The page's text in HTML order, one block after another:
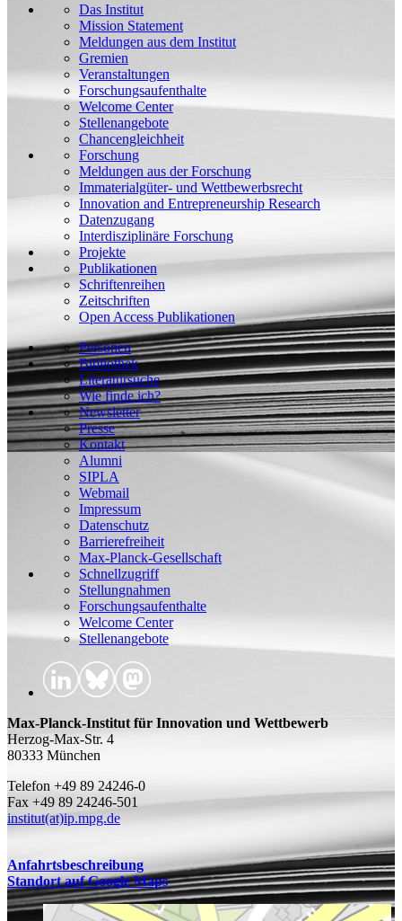
Das Institut
Mission Statement
Meldungen aus dem Institut
Gremien
Veranstaltungen
Forschungsaufenthalte
Welcome Center
Stellenangebote
Chancengleichheit
Forschung
Meldungen aus der Forschung
Immaterialgüter- und Wettbewerbsrecht
Innovation and Entrepreneurship Research
Datenzugang
Interdisziplinäre Forschung
Projekte
Publikationen
Schriftenreihen
Zeitschriften
Open Access Publikationen
Personen
Bibliothek
Literatursuche
Wie finde ich?
Newsletter
Presse
Kontakt
Alumni
SIPLA
Webmail
Impressum
Datenschutz
Barrierefreiheit
Max-Planck-Gesellschaft
Schnellzugriff
Stellungnahmen
Forschungsaufenthalte
Welcome Center
Stellenangebote
Max-Planck-Institut für Innovation und Wettbewerb
Herzog-Max-Str. 4
80333 München
Telefon +49 89 24246-0
Fax +49 89 24246-501
institut(at)ip.mpg.de
Anfahrtsbeschreibung
Standort auf Google Maps